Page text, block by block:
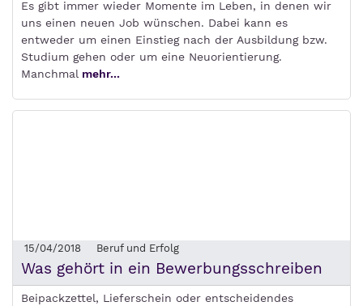
Es gibt immer wieder Momente im Leben, in denen wir
uns einen neuen Job wünschen. Dabei kann es
entweder um einen Einstieg nach der Ausbildung bzw.
Studium gehen oder um eine Neuorientierung.
Manchmal mehr...
15/04/2018 Beruf und Erfolg
Was gehört in ein Bewerbungsschreiben
Beipackzettel, Lieferschein oder entscheidendes